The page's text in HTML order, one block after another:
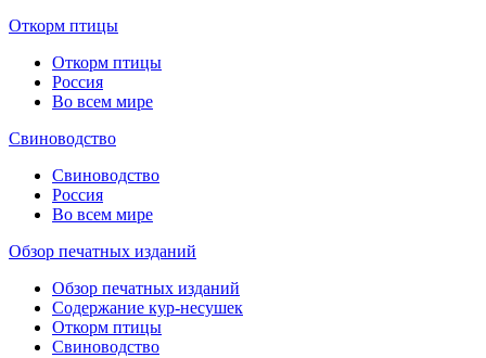
Откорм птицы
Откорм птицы
Россия
Во всем мире
Свиноводство
Свиноводство
Россия
Во всем мире
Обзор печатных изданий
Обзор печатных изданий
Содержание кур-несушек
Откорм птицы
Свиноводство